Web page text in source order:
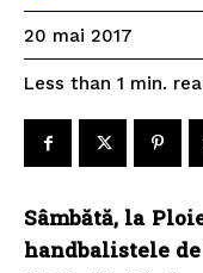
20 mai 2017
Less than 1 min.
Sâmbătă, la
handbalistele de